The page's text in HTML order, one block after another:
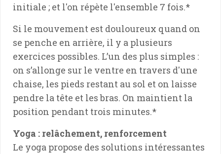
initiale ; et l'on répète l'ensemble 7 fois.*
Si le mouvement est douloureux quand on
se penche en arrière, il y a plusieurs
exercices possibles. L’un des plus simples :
on s’allonge sur le ventre en travers d'une
chaise, les pieds restant au sol et on laisse
pendre la tête et les bras. On maintient la
position pendant trois minutes.*
Yoga : relâchement, renforcement
Le yoga propose des solutions intéressantes